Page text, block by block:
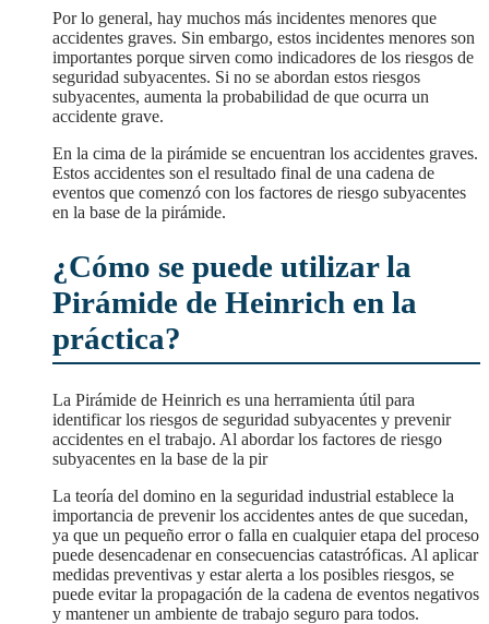
Por lo general, hay muchos más incidentes menores que
accidentes graves. Sin embargo, estos incidentes menores son
importantes porque sirven como indicadores de los riesgos de
seguridad subyacentes. Si no se abordan estos riesgos
subyacentes, aumenta la probabilidad de que ocurra un
accidente grave.
En la cima de la pirámide se encuentran los accidentes graves.
Estos accidentes son el resultado final de una cadena de
eventos que comenzó con los factores de riesgo subyacentes
en la base de la pirámide.
¿Cómo se puede utilizar la
Pirámide de Heinrich en la
práctica?
La Pirámide de Heinrich es una herramienta útil para
identificar los riesgos de seguridad subyacentes y prevenir
accidentes en el trabajo. Al abordar los factores de riesgo
subyacentes en la base de la pir
la teoría del domino en la seguridad industrial establece la
importancia de prevenir los accidentes antes de que sucedan,
ya que un pequeño error o falla en cualquier etapa del proceso
puede desencadenar en consecuencias catastróficas. Al aplicar
medidas preventivas y estar alerta a los posibles riesgos, se
puede evitar la propagación de la cadena de eventos negativos
y mantener un ambiente de trabajo seguro para todos.